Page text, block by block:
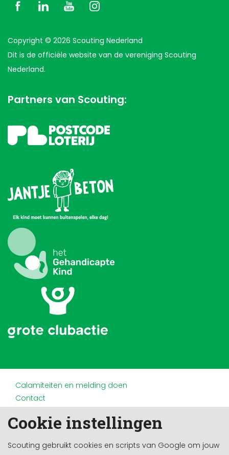
Cookie instellingen
Scouting gebruikt cookies en scripts van Google om jouw
Copyright © 2026 Scouting Nederland
Dit is de officiële website van de vereniging Scouting
Nederland.
Partners van Scouting:
Calamiteiten en melding doen
Contact
Doneren en nalaten
Privacy